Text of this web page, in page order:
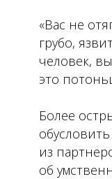
«Вас не
грубо,
человек,
это
Более
из
об